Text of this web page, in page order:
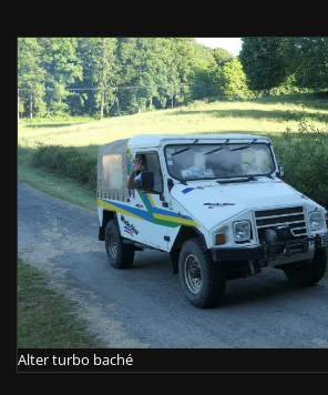
Alter turbo baché